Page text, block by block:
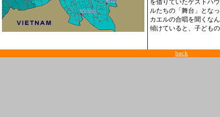
を借りていたゲストハ
ルたちの「舞台」とな
カエルの合唱を聞くな
傾けていると、子ども
back